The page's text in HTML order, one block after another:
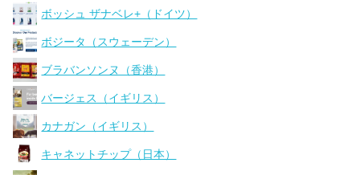
ボッシュ ザナベレ+（ドイツ）
ボジータ（スウェーデン）
ブラバンソンヌ（香港）
バージェス（イギリス）
カナガン（イギリス）
キャネットチップ（日本）